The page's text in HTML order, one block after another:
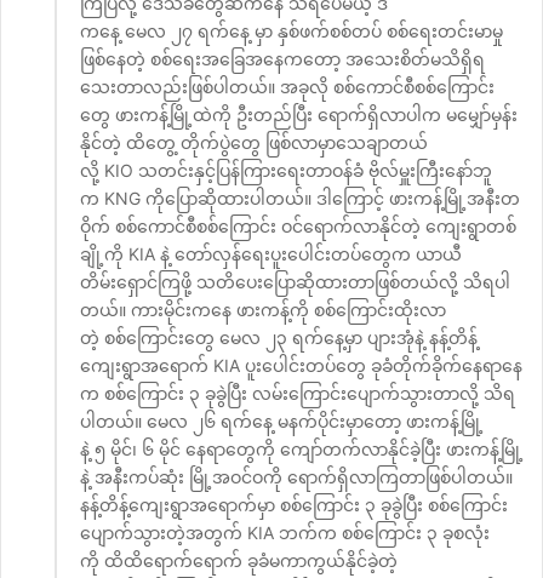
ကနေ့ မေလ ၂၇ ရက်နေ့ မှာ နှစ်ဖက်စစ်တပ် စစ်ရေးတင်းမာမှု
ဖြစ်နေတဲ့ စစ်ရေးအခြေအနေကတော့ အသေးစိတ်မသိရှိရ
သေးတာလည်းဖြစ်ပါတယ်။ အခုလို စစ်ကောင်စီစစ်ကြောင်း
တွေ ဖားကန့်မြို့ထဲကို ဦးတည်ပြီး ရောက်ရှိလာပါက မမျှော်မှန်း
နိုင်တဲ့ ထိတွေ့ တိုက်ပွဲတွေ ဖြစ်လာမှာသေချာတယ်
လို့ KIO သတင်းနှင့်ပြန်ကြားရေးတာဝန်ခံ ဗိုလ်မှူးကြီးနော်ဘူ
က KNG ကိုပြောဆိုထားပါတယ်။ ဒါကြောင့် ဖားကန့်မြို့အနီးတ
ဝိုက် စစ်ကောင်စီစစ်ကြောင်း ဝင်ရောက်လာနိုင်တဲ့ ကျေးရွာတစ်
ချို့ကို KIA နဲ့ တော်လှန်ရေးပူးပေါင်းတပ်တွေက ယာယီ
တိမ်းရှောင်ကြဖို့ သတိပေးပြောဆိုထားတာဖြစ်တယ်လို့ သိရပါ
တယ်။ ကားမိုင်းကနေ ဖားကန့်ကို စစ်ကြောင်းထိုးလာ
တဲ့ စစ်ကြောင်းတွေ မေလ ၂၃ ရက်နေ့မှာ ပျားအုံနဲ့ နန့်တိန့်
ကျေးရွာအရောက် KIA ပူးပေါင်းတပ်တွေ ခုခံတိုက်ခိုက်နေရာနေ
က စစ်ကြောင်း ၃ ခုခွဲပြီး လမ်းကြောင်းပျောက်သွားတာလို့ သိရ
ပါတယ်။ မေလ ၂၆ ရက်နေ့ မနက်ပိုင်းမှာတော့ ဖားကန့်မြို့
နဲ့ ၅ မိုင်၊ ၆ မိုင် နေရာတွေကို ကျော်တက်လာနိုင်ခဲ့ပြီး ဖားကန့်မြို့
နဲ့ အနီးကပ်ဆုံး မြို့အဝင်ဝကို ရောက်ရှိလာကြတာဖြစ်ပါတယ်။
နန့်တိန့်ကျေးရွာအရောက်မှာ စစ်ကြောင်း ၃ ခုခွဲပြီး စစ်ကြောင်း
ပျောက်သွားတဲ့အတွက် KIA ဘက်က စစ်ကြောင်း ၃ ခုစလုံး
ကို ထိထိရောက်ရောက် ခုခံမကာကွယ်နိုင်ခဲ့တဲ့